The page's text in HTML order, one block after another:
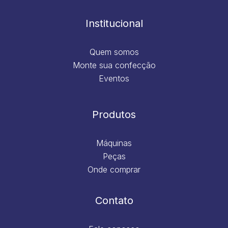
Institucional
Quem somos
Monte sua confecção
Eventos
Produtos
Máquinas
Peças
Onde comprar
Contato